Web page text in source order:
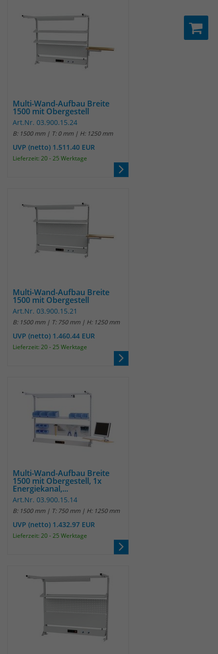
Multi-Wand-Aufbau Breite
1500 mit Obergestell
Art.Nr. 03.900.15.24
B: 1500 mm | T: 0 mm | H: 1250 mm
UVP (netto) 1.511.40 EUR
Lieferzeit: 20 - 25 Werktage
Multi-Wand-Aufbau Breite
1500 mit Obergestell
Art.Nr. 03.900.15.21
B: 1500 mm | T: 750 mm | H: 1250 mm
UVP (netto) 1.460.44 EUR
Lieferzeit: 20 - 25 Werktage
Multi-Wand-Aufbau Breite
1500 mit Obergestell, 1x
Energiekanal,...
Art.Nr. 03.900.15.14
B: 1500 mm | T: 750 mm | H: 1250 mm
UVP (netto) 1.432.97 EUR
Lieferzeit: 20 - 25 Werktage